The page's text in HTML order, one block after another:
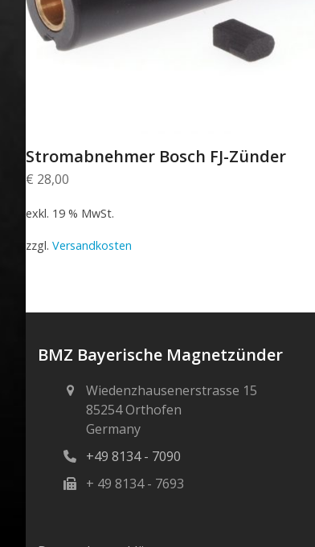
Stromabnehmer Bosch FJ-Zünder
€ 28,00
exkl. 19 % MwSt.
zzgl. Versandkosten
BMZ Bayerische Magnetzünder
Wiedenzhausenerstrasse 15
85254 Orthofen
Germany
+49 8134 - 7090
+ 49 8134 - 7693